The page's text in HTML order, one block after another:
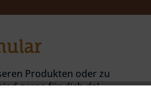
Produkten oder zu
gerne für dich da!